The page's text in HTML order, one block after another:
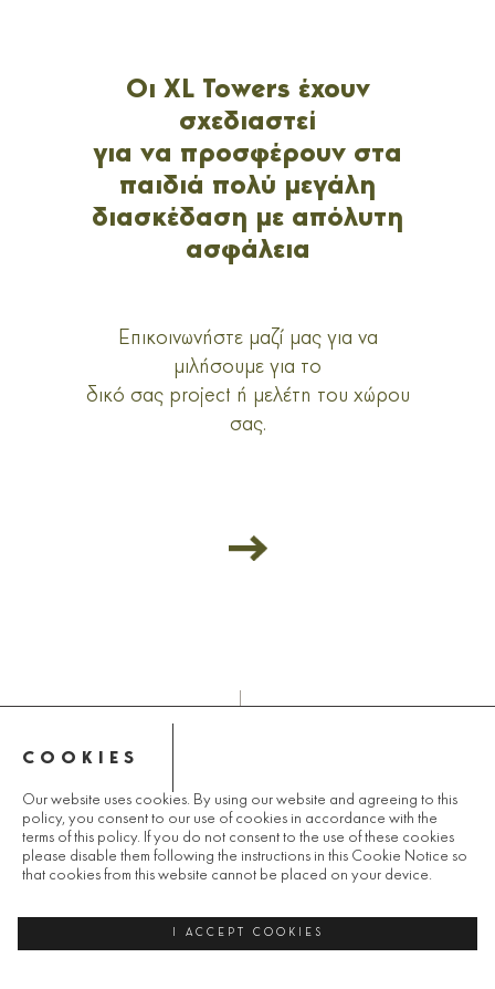
COOKIES
Our website uses cookies. By using our website and agreeing to this
policy, you consent to our use of cookies in accordance with the
terms of this policy. If you do not consent to the use of these cookies
please disable them following the instructions in this Cookie Notice so
that cookies from this website cannot be placed on your device.
I ACCEPT COOKIES
Οι XL Towers έχουν
σχεδιαστεί
για να προσφέρουν στα
παιδιά πολύ μεγάλη
διασκέδαση με απόλυτη
ασφάλεια
Eπικοινωνήστε μαζί μας για να
μιλήσουμε για το
δικό σας project ή μελέτη του χώρου
σας.
© 2025 LANDCO GROUP
ΠΟΛΙΤΙΚΗ ΑΠΟΡΡΗΤΟΥ
DESIGNED BY ATSTUDIO